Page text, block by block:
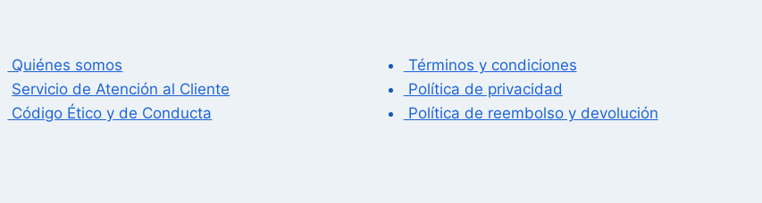
Quiénes somos
Servicio de Atención al Cliente
Código Ético y de Conducta
Términos y condiciones
Política de privacidad
Política de reembolso y devolución